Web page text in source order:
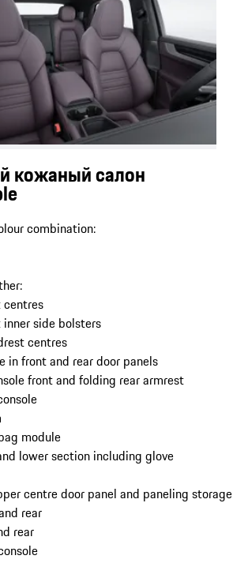
кожаный салон
combination:
side bolsters
centres
in front and rear door panels
front and folding rear armrest
module
lower section including glove
centre door panel and paneling storage
rear
rear